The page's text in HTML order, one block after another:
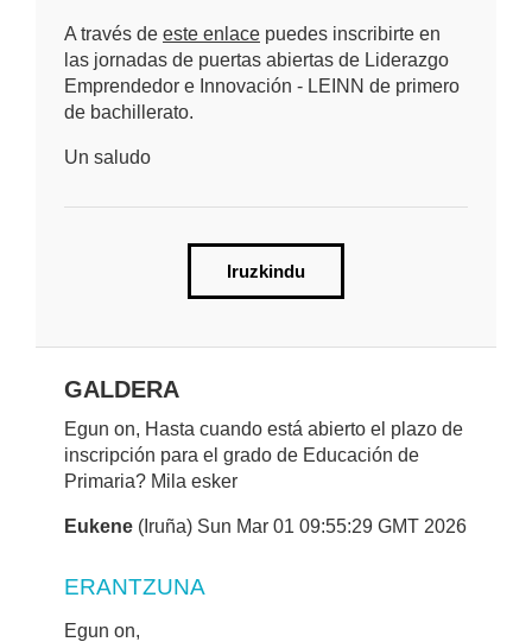
A través de este enlace puedes inscribirte en
las jornadas de puertas abiertas de Liderazgo
Emprendedor e Innovación - LEINN de primero
de bachillerato.
Un saludo
Iruzkindu
GALDERA
Egun on, Hasta cuando está abierto el plazo de
inscripción para el grado de Educación de
Primaria? Mila esker
Eukene (Iruña) Sun Mar 01 09:55:29 GMT 2026
ERANTZUNA
Egun on,